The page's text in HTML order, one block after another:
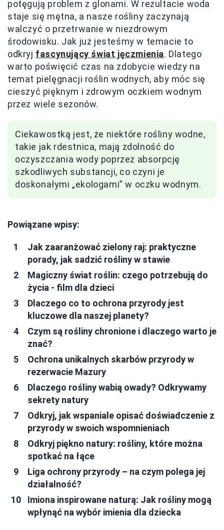
potęgują problem z glonami. W rezultacie woda
staje się mętna, a nasze rośliny zaczynają
walczyć o przetrwanie w niezdrowym
środowisku. Jak już jesteśmy w temacie to
odkryj fascynujący świat jęczmienia. Dlatego
warto poświęcić czas na zdobycie wiedzy na
temat pielęgnacji roślin wodnych, aby móc się
cieszyć pięknym i zdrowym oczkiem wodnym
przez wiele sezonów.
Ciekawostką jest, że niektóre rośliny wodne,
takie jak rdestnica, mają zdolność do
oczyszczania wody poprzez absorpcję
szkodliwych substancji, co czyni je
doskonałymi „ekologami” w oczku wodnym.
Powiązane wpisy:
Jak zaaranżować zielony raj: praktyczne
porady, jak sadzić rośliny w stawie
Magiczny świat roślin: czego potrzebują do
życia - film dla dzieci
Dlaczego co to ochrona przyrody jest
kluczowe dla naszej planety?
Czym są rośliny chronione i dlaczego warto je
znać?
Ochrona unikalnych skarbów przyrody w
rezerwacie Mazury
Dlaczego rośliny wabią owady? Odkrywamy
sekrety natury
Odkryj, jak wspaniale opisać doświadczenie z
przyrody w swoich wspomnieniach
Odkryj piękno natury: rośliny, które można
spotkać na łące
Liga ochrony przyrody – na czym polega jej
działalność?
Imiona inspirowane naturą: Jak rośliny mogą
wpłynąć na wybór imienia dla dziecka